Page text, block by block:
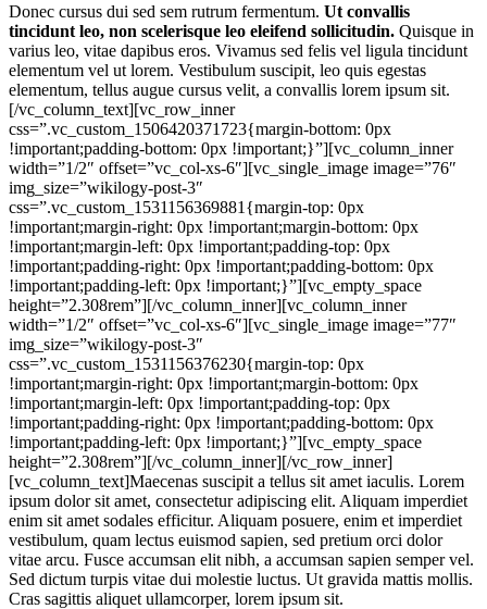
Donec cursus dui sed sem rutrum fermentum. Ut convallis
tincidunt leo, non scelerisque leo eleifend sollicitudin. Quisque in
varius leo, vitae dapibus eros. Vivamus sed felis vel ligula tincidunt
elementum vel ut lorem. Vestibulum suscipit, leo quis egestas
elementum, tellus augue cursus velit, a convallis lorem ipsum sit.
[/vc_column_text][vc_row_inner
css=”.vc_custom_1506420371723{margin-bottom: 0px
!important;padding-bottom: 0px !important;}”][vc_column_inner
width=”1/2″ offset=”vc_col-xs-6″][vc_single_image image=”76″
img_size=”wikilogy-post-3″
css=”.vc_custom_1531156369881{margin-top: 0px
!important;margin-right: 0px !important;margin-bottom: 0px
!important;margin-left: 0px !important;padding-top: 0px
!important;padding-right: 0px !important;padding-bottom: 0px
!important;padding-left: 0px !important;}”][vc_empty_space
height=”2.308rem”][/vc_column_inner][vc_column_inner
width=”1/2″ offset=”vc_col-xs-6″][vc_single_image image=”77″
img_size=”wikilogy-post-3″
css=”.vc_custom_1531156376230{margin-top: 0px
!important;margin-right: 0px !important;margin-bottom: 0px
!important;margin-left: 0px !important;padding-top: 0px
!important;padding-right: 0px !important;padding-bottom: 0px
!important;padding-left: 0px !important;}”][vc_empty_space
height=”2.308rem”][/vc_column_inner][/vc_row_inner]
[vc_column_text]Maecenas suscipit a tellus sit amet iaculis. Lorem
ipsum dolor sit amet, consectetur adipiscing elit. Aliquam imperdiet
enim sit amet sodales efficitur. Aliquam posuere, enim et imperdiet
vestibulum, quam lectus euismod sapien, sed pretium orci dolor
vitae arcu. Fusce accumsan elit nibh, a accumsan sapien semper vel.
Sed dictum turpis vitae dui molestie luctus. Ut gravida mattis mollis.
Cras sagittis aliquet ullamcorper, lorem ipsum sit.